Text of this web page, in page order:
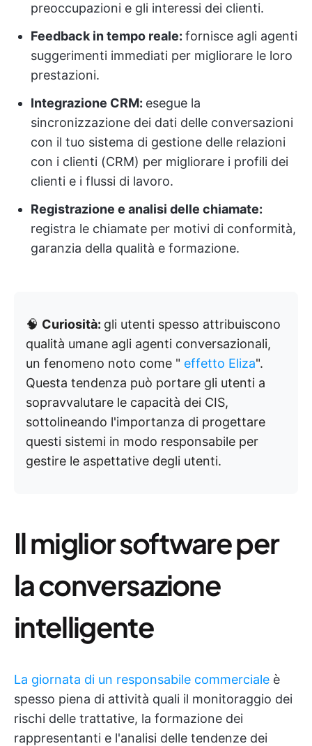
preoccupazioni e gli interessi dei clienti.
Feedback in tempo reale: fornisce agli agenti
suggerimenti immediati per migliorare le loro
prestazioni.
Integrazione CRM: esegue la
sincronizzazione dei dati delle conversazioni
con il tuo sistema di gestione delle relazioni
con i clienti (CRM) per migliorare i profili dei
clienti e i flussi di lavoro.
Registrazione e analisi delle chiamate:
registra le chiamate per motivi di conformità,
garanzia della qualità e formazione.
🧠 Curiosità: gli utenti spesso attribuiscono
qualità umane agli agenti conversazionali,
un fenomeno noto come " effetto Eliza".
Questa tendenza può portare gli utenti a
sopravvalutare le capacità dei CIS,
sottolineando l'importanza di progettare
questi sistemi in modo responsabile per
gestire le aspettative degli utenti.
Il miglior software per
la conversazione
intelligente
La giornata di un responsabile commerciale è
spesso piena di attività quali il monitoraggio dei
rischi delle trattative, la formazione dei
rappresentanti e l'analisi delle tendenze dei